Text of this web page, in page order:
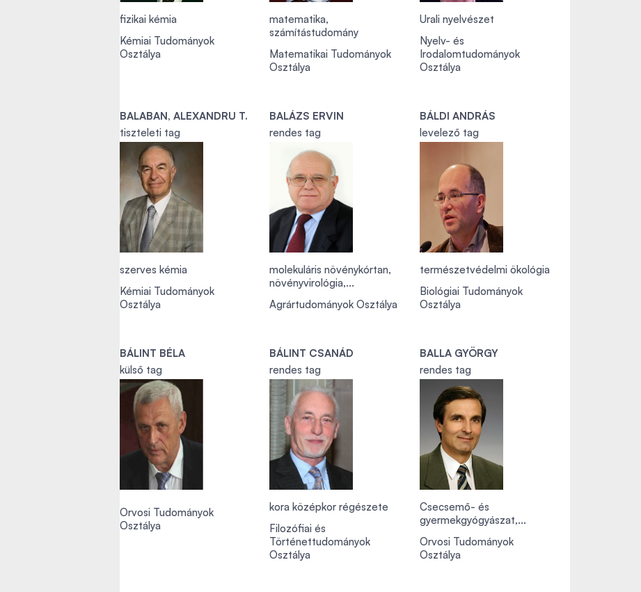
fizikai kémia
Kémiai Tudományok
Osztálya
matematika,
számítástudomány
Matematikai Tudományok
Osztálya
Urali nyelvészet
Nyelv- és
Irodalomtudományok
Osztálya
BALABAN, ALEXANDRU T.
tiszteleti tag
szerves kémia
Kémiai Tudományok
Osztálya
BALÁZS ERVIN
rendes tag
molekuláris növénykórtan,
növényvirológia,...
Agrártudományok Osztálya
BÁLDI ANDRÁS
levelező tag
természetvédelmi ökológia
Biológiai Tudományok
Osztálya
BÁLINT BÉLA
külső tag
Orvosi Tudományok
Osztálya
BÁLINT CSANÁD
rendes tag
kora középkor régészete
Filozófiai és
Történettudományok
Osztálya
BALLA GYÖRGY
rendes tag
Csecsemő- és
gyermekgyógyászat,...
Orvosi Tudományok
Osztálya